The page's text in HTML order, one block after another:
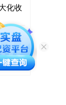
化收
么
推荐